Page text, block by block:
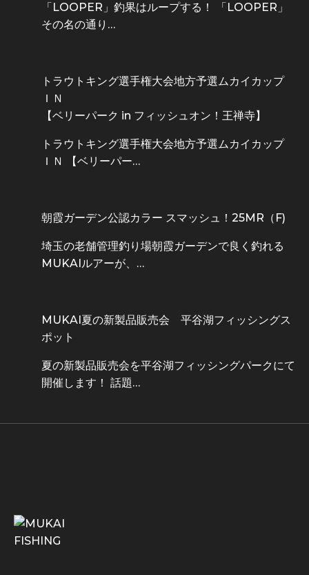
「LOOPER」釣果はループする！ 「LOOPER」
その名の通り…
トラウトキング選手権大会地方予選ムカイカップ
ＩＮ
【ベリーパーク in フィッシュオン！王禅寺】
トラウトキング選手権大会地方予選ムカイカップ
ＩＮ 【ベリーパー…
朝霞ガーデン公認カラー スマッシュ！25MR（F)
埼玉の老舗管理釣り場朝霞ガーデンで良く釣れる
MUKAIルアーが、…
MUKAI夏の新製品販売会 平谷湖フィッシングス
ポット
夏の新製品販売会を平谷湖フィッシングパークにて
開催します！ 話題…